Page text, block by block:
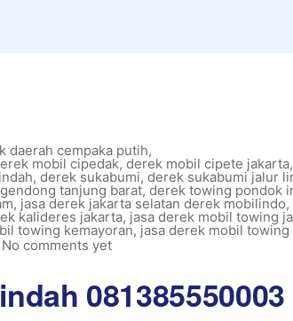
daerah cempaka putih,
mobil cipedak, derek mobil cipete jakarta,
, derek sukabumi, derek sukabumi jalur
tanjung barat, derek towing pondok
, jasa derek jakarta selatan derek mobilindo,
kalideres jakarta, jasa derek mobil towing
towing kemayoran, jasa derek mobil towing
No comments yet
081385550003